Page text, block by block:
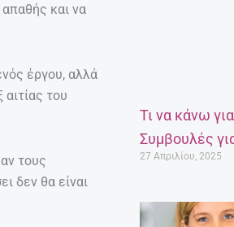
απαθής και να
έργου, αλλά
του
τους
δεν θα είναι
Τι να κάνω
Συμβουλές
27 Απριλίου, 2025